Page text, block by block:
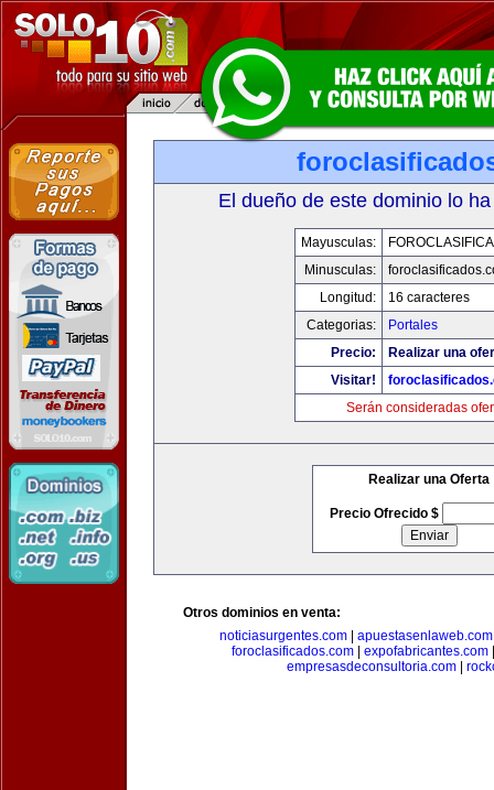
El dueño de este dominio lo
Mayusculas:
Minusculas:
Longitud:
16 caracteres
Categorias:
Portales
Precio:
Realizar una
Visitar!
Serán consideradas
Realizar una Oferta
Precio Ofrecido $
Otros dominios en venta:
noticiasurgentes.com| apuestasenlaweb.com
foroclasificados.com
expofabricantes.com
empresasdeconsultoria.com